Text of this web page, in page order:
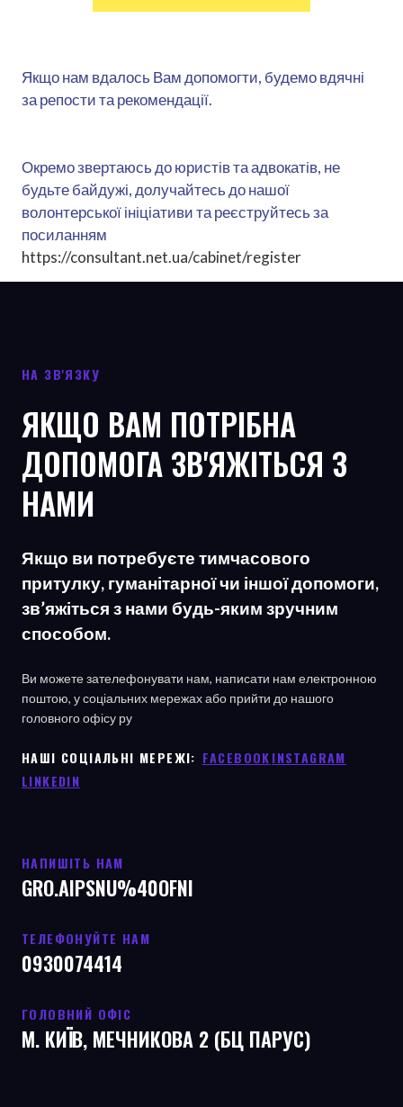
Якщо нам вдалось Вам допомогти, будемо вдячні
за репости та рекомендації.
Окремо звертаюсь до юристів та адвокатів, не
будьте байдужі, долучайтесь до нашої
волонтерської ініціативи та реєструйтесь за
посиланням
https://consultant.net.ua/cabinet/register
НА ЗВ'ЯЗКУ
ЯКЩО ВАМ ПОТРІБНА
ДОПОМОГА ЗВ'ЯЖІТЬСЯ З
НАМИ
Якщо ви потребуєте тимчасового
притулку, гуманітарної чи іншої допомоги,
зв’яжіться з нами будь-яким зручним
способом.
Ви можете зателефонувати нам, написати нам електронною
поштою, у соціальних мережах або прийти до нашого
головного офісу ру
НАШІ СОЦІАЛЬНІ МЕРЕЖІ: ㅤ FACEBOOKINSTAGRAM
LINKEDIN
НАПИШІТЬ НАМ
GRO.AIPSNU%40OFNI
ТЕЛЕФОНУЙТЕ НАМ
0930074414
ГОЛОВНИЙ ОФІС
М. КИЇВ, МЕЧНИКОВА 2 (БЦ ПАРУС)